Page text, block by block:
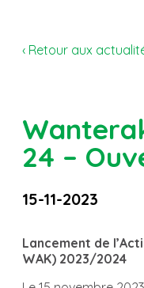
‹ Retour aux
24 –
15-11-2023
Lancement de
WAK) 2023/2024